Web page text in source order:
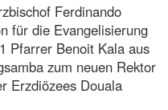
Ferdinando
für die Evangelisierung
Pfarrer Benoit Kala aus
zum neuen Rektor
Erzdiözees Douala